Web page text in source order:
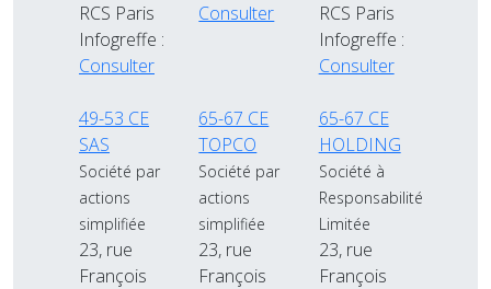
RCS Paris
Infogreffe :
Consulter
Consulter
RCS Paris
Infogreffe :
Consulter
49-53 CE
SAS
Société par
actions
simplifiée
23, rue
François
65-67 CE
TOPCO
Société par
actions
simplifiée
23, rue
François
65-67 CE
HOLDING
Société à
Responsabilité
Limitée
23, rue
François